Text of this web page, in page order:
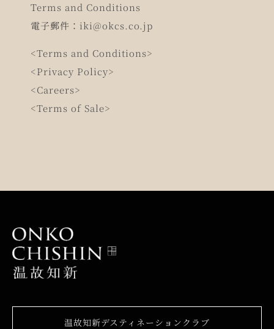
Terms and Conditions
電子郵件： iki@okcs.co.jp
<Terms and Conditions>
<Privacy Policy>
<Careers>
<Terms of Sale>
温故知新デスティネーションクラブ